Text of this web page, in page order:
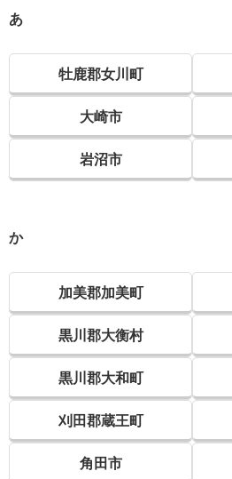
あ
牡鹿郡女川町
大崎市
岩沼市
か
加美郡加美町
黒川郡大衡村
黒川郡大和町
刈田郡蔵王町
角田市